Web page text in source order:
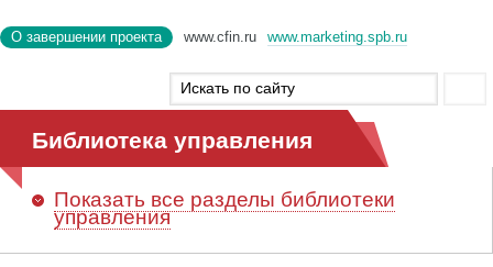
О завершении проекта www.cfin.ru www.marketing.spb.ru
Библиотека управления
Показать все разделы библиотеки
управления